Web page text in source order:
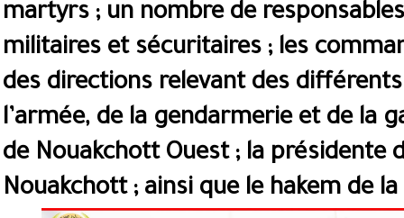
martyrs ; un nombre de
militaires et sécuritaires ; les
des directions relevant des
l’armée, de la gendarmerie et de la
de Nouakchott Ouest ; la présidente
Nouakchott ; ainsi que le hakem de